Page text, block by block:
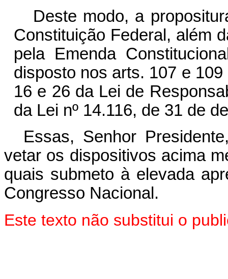
Deste modo, a
Constituição Federal, além
pela Emenda
disposto nos arts. 107 e
16 e 26 da Lei de
da Lei nº 14.116, de 31 de
Essas, Senhor
vetar os dispositivos acima
quais submeto à elevada
Congresso Nacional.
Este texto não substitui o